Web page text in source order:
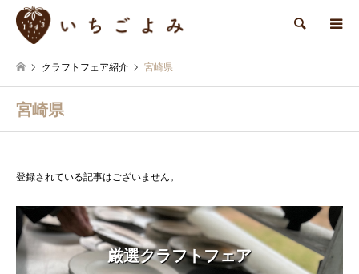
検索
クラフトフェア紹介 宮崎県
宮崎県
登録されている記事はございません。
厳選クラフトフェア